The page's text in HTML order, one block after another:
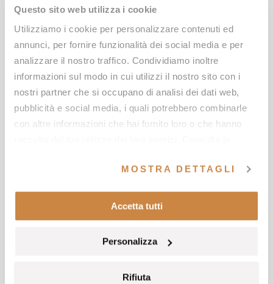
Questo sito web utilizza i cookie
Utilizziamo i cookie per personalizzare contenuti ed
annunci, per fornire funzionalità dei social media e per
analizzare il nostro traffico. Condividiamo inoltre
informazioni sul modo in cui utilizzi il nostro sito con i
nostri partner che si occupano di analisi dei dati web,
pubblicità e social media, i quali potrebbero combinarle
con altre informazioni che hai fornito loro o che hanno
MOSTRA DETTAGLI
Accetta tutti
Personalizza
Rifiuta
Il titolare ha individuato e nominato il Data
Protection Officer, come previsto dall’ Art 37 del
regolamento europeo dalla protezione dei dati
personali UE 2016/679, ed in particolar modo
dpo@schmidtconsulting.it.
Natura del conferimento.
conferimento a fini di marketing è facoltativo e